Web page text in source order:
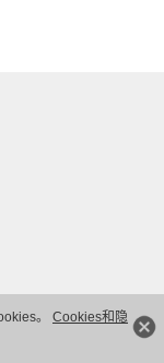
。 Cookies和隐